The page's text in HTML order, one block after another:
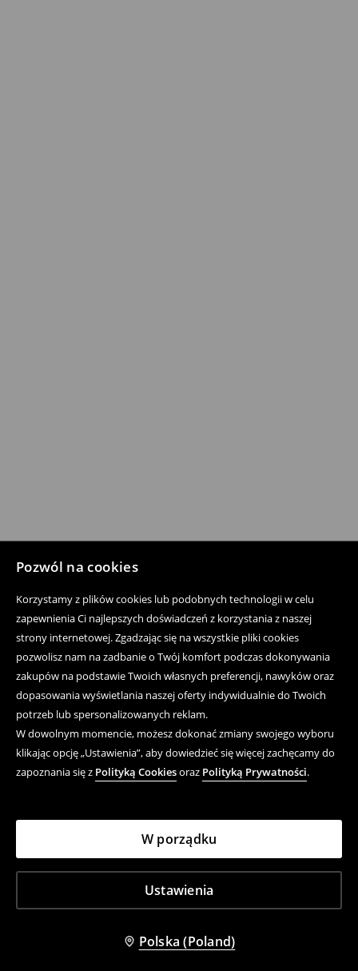
Pozwól na cookies
Korzystamy z plików cookies lub podobnych technologii w celu
zapewnienia Ci najlepszych doświadczeń z korzystania z naszej
strony internetowej. Zgadzając się na wszystkie pliki cookies
pozwolisz nam na zadbanie o Twój komfort podczas dokonywania
zakupów na podstawie Twoich własnych preferencji, nawyków oraz
dopasowania wyświetlania naszej oferty indywidualnie do Twoich
potrzeb lub spersonalizowanych reklam.
W dowolnym momencie, możesz dokonać zmiany swojego wyboru
klikając opcję „Ustawienia”, aby dowiedzieć się więcej zachęcamy do
zapoznania się z Polityką Cookiesoraz Polityką Prywatności.
Ustawienia
W porządku
Polska (Poland)